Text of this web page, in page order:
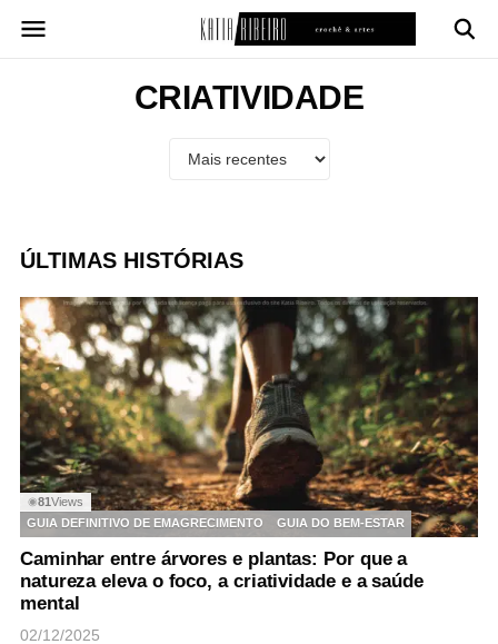
para
CRIATIVIDADE
ÚLTIMAS HISTÓRIAS
◉81Views
GUIA DEFINITIVO DE EMAGRECIMENTO
GUIA DO BEM-ESTAR
Caminhar entre árvores e plantas: Por que a
natureza eleva o foco, a criatividade e a saúde
mental
02/12/2025